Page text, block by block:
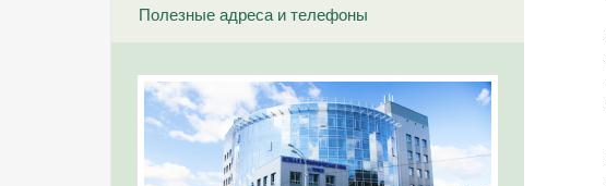
Полезные адреса и телефоны